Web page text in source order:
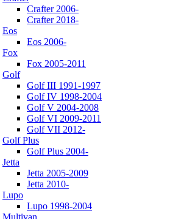
Crafter 2006-
Crafter 2018-
Eos
Eos 2006-
Fox
Fox 2005-2011
Golf
Golf III 1991-1997
Golf IV 1998-2004
Golf V 2004-2008
Golf VI 2009-2011
Golf VII 2012-
Golf Plus
Golf Plus 2004-
Jetta
Jetta 2005-2009
Jetta 2010-
Lupo
Lupo 1998-2004
Multivan